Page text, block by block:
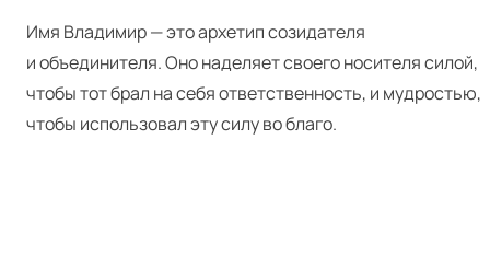
Имя Владимир — это архетип созидателя
и объединителя. Оно наделяет своего носителя силой,
чтобы тот брал на себя ответственность, и мудростью,
чтобы использовал эту силу во благо.